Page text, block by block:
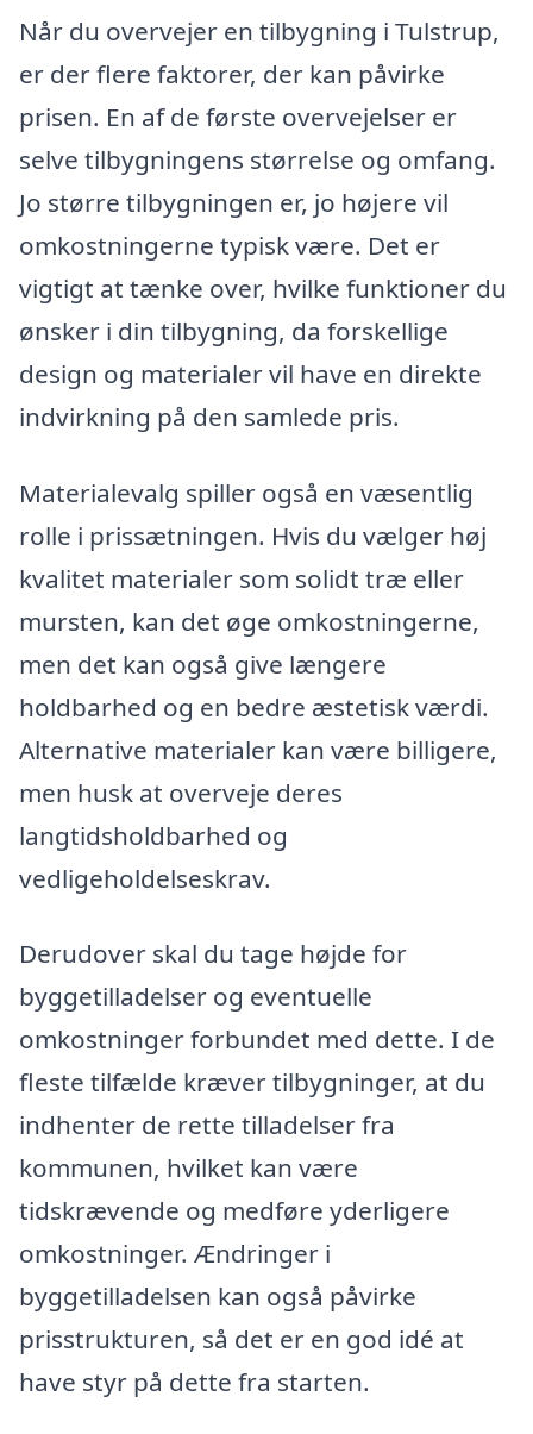
Når du overvejer en tilbygning i Tulstrup,
er der flere faktorer, der kan påvirke
prisen. En af de første overvejelser er
selve tilbygningens størrelse og omfang.
Jo større tilbygningen er, jo højere vil
omkostningerne typisk være. Det er
vigtigt at tænke over, hvilke funktioner du
ønsker i din tilbygning, da forskellige
design og materialer vil have en direkte
indvirkning på den samlede pris.
Materialevalg spiller også en væsentlig
rolle i prissætningen. Hvis du vælger høj
kvalitet materialer som solidt træ eller
mursten, kan det øge omkostningerne,
men det kan også give længere
holdbarhed og en bedre æstetisk værdi.
Alternative materialer kan være billigere,
men husk at overveje deres
langtidsholdbarhed og
vedligeholdelseskrav.
Derudover skal du tage højde for
byggetilladelser og eventuelle
omkostninger forbundet med dette. I de
fleste tilfælde kræver tilbygninger, at du
indhenter de rette tilladelser fra
kommunen, hvilket kan være
tidskrævende og medføre yderligere
omkostninger. Ændringer i
byggetilladelsen kan også påvirke
prisstrukturen, så det er en god idé at
have styr på dette fra starten.